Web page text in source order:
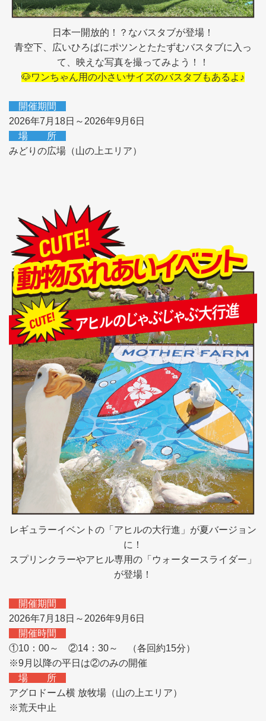
日本一開放的！？なバスタブが登場！
青空下、広いひろばにポツンとたたずむバスタブに入っ
て、映えな写真を撮ってみよう！！
🐶ワンちゃん用の小さいサイズのバスタブもあるよ♪
開催期間
2026年7月18日～2026年9月6日
場 所
みどりの広場（山の上エリア）
レギュラーイベントの「アヒルの大行進」が夏バージョン
に！
スプリンクラーやアヒル専用の「ウォータースライダー」
が登場！
開催期間
2026年7月18日～2026年9月6日
開催時間
①10：00～ ②14：30～ （各回約15分）
※9月以降の平日は②のみの開催
場 所
アグロドーム横 放牧場（山の上エリア）
※荒天中止